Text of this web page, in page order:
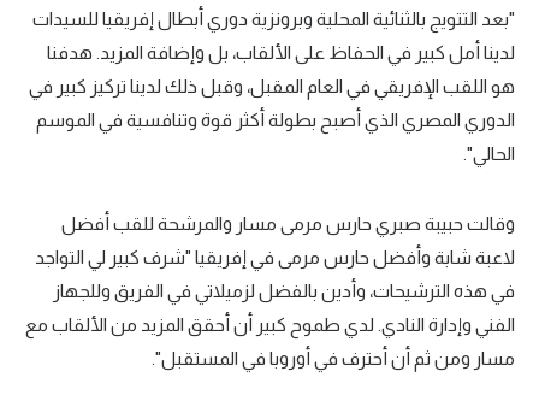
"بعد التتويج بالثنائية المحلية وبرونزية دوري أبطال إفريقيا للسيدات
لدينا أمل كبير في الحفاظ على الألقاب، بل وإضافة المزيد. هدفنا
هو اللقب الإفريقي في العام المقبل، وقبل ذلك لدينا تركيز كبير في
الدوري المصري الذي أصبح بطولة أكثر قوة وتنافسية في الموسم
الحالي".
وقالت حبيبة صبري حارس مرمى مسار والمرشحة للقب أفضل
لاعبة شابة وأفضل حارس مرمى في إفريقيا "شرف كبير لي التواجد
في هذه الترشيحات، وأدين بالفضل لزميلاتي في الفريق وللجهاز
الفني وإدارة النادي. لدي طموح كبير أن أحقق المزيد من الألقاب مع
مسار ومن ثم أن أحترف في أوروبا في المستقبل".